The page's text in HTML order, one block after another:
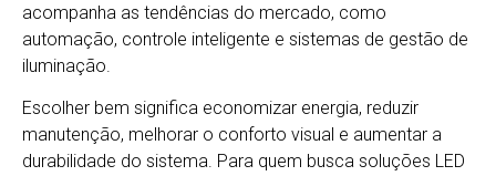
acompanha as tendências do mercado, como
automação, controle inteligente e sistemas de gestão de
iluminação.
Escolher bem significa economizar energia, reduzir
manutenção, melhorar o conforto visual e aumentar a
durabilidade do sistema. Para quem busca soluções LED